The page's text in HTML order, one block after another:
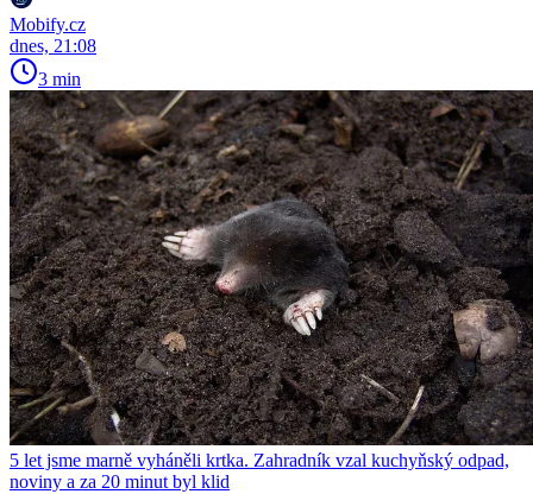
Mobify.cz
dnes, 21:08
3 min
5 let jsme marně vyháněli krtka. Zahradník vzal kuchyňský odpad,
noviny a za 20 minut byl klid